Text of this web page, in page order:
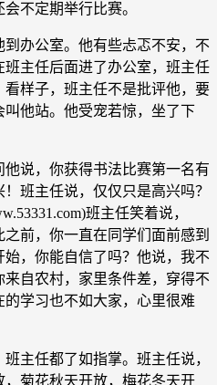
不定期举行比赛。
办公室。他有些忐忑不安，不
主任后面进了办公室，班主任
样子，班主任不是批评他，要
他站。他受宠若惊，坐了下
说，你获得书法比赛第一名有
班主任说，仅仅只是高兴吗？
班主任笑着说，
前，你一直在同学们面前感到
，你能自信了吗？他说，我不
自农村，家里条件差，穿得不
学习也不如大家，心里很难
任都了如指掌。班主任说，
菊花秋天开放，梅花冬天开